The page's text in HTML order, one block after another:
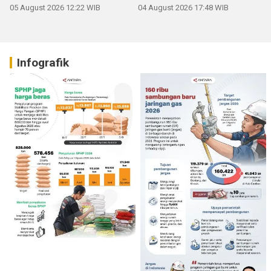
05 August 2026 12:22 WIB 04 August 2026 17:48 WIB
Infografik